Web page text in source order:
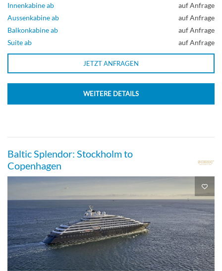
Innenkabine ab
auf Anfrage
Aussenkabine ab
auf Anfrage
Balkonkabine ab
auf Anfrage
Suite ab
auf Anfrage
JETZT ANFRAGEN
WEITERE DETAILS
Baltic Splendor: Stockholm to
Copenhagen